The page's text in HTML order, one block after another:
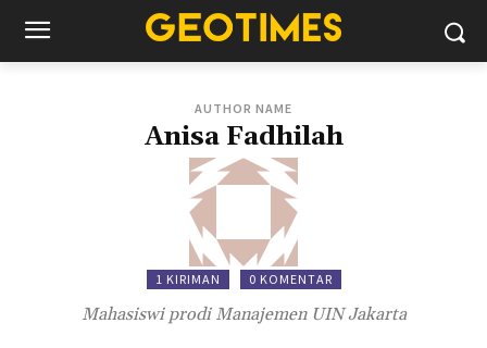
AUTHOR NAME
Anisa Fadhilah
1 KIRIMAN 0 KOMENTAR
Mahasiswi prodi Manajemen UIN Jakarta